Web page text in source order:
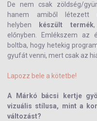
De nem csak zöldség/
hanem amiből létezett
helyben
készült termék,
előnyben. Emlékszem az
boltba, hogy hetekig
gyufát venni, mert csak az
Lapozz bele a kötetbe!
A Márkó bácsi kertje
vizuális stílusa, mint a
változást?